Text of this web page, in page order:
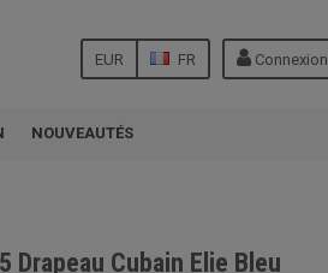
Connexion
FR
EUR
NOUVEAUTÉS
Drapeau Cubain Elie Bleu